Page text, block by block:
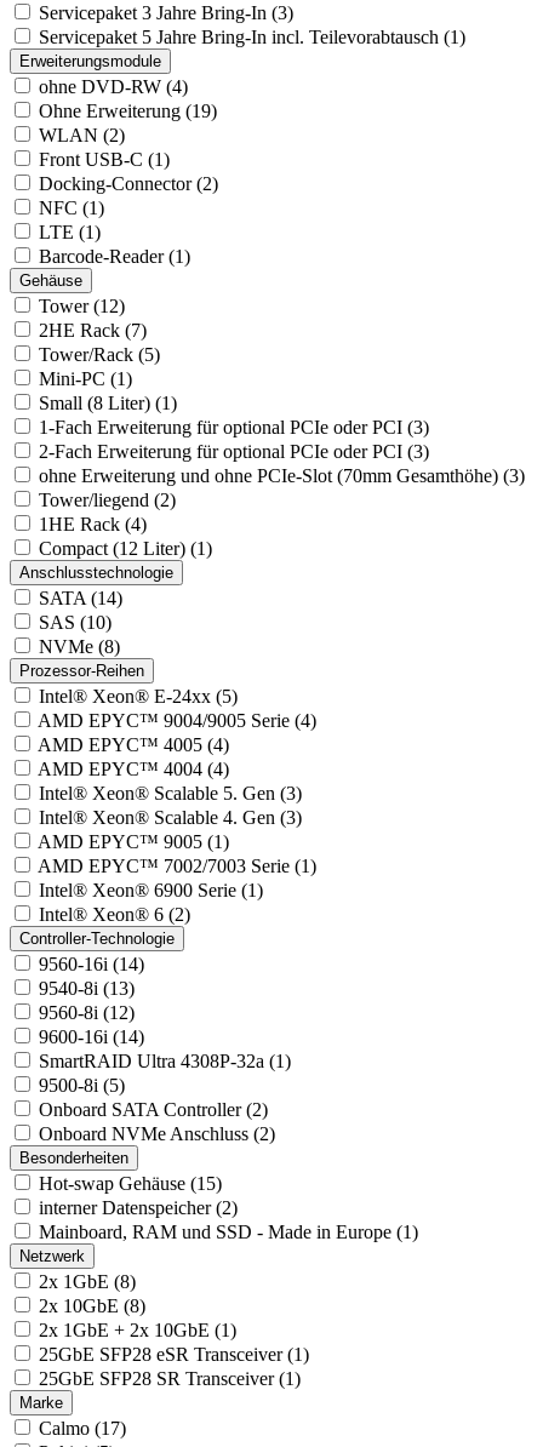
Servicepaket 3 Jahre Bring-In (3)
Servicepaket 5 Jahre Bring-In incl. Teilevorabtausch (1)
Erweiterungsmodule
ohne DVD-RW (4)
Ohne Erweiterung (19)
WLAN (2)
Front USB-C (1)
Docking-Connector (2)
NFC (1)
LTE (1)
Barcode-Reader (1)
Gehäuse
Tower (12)
2HE Rack (7)
Tower/Rack (5)
Mini-PC (1)
Small (8 Liter) (1)
1-Fach Erweiterung für optional PCIe oder PCI (3)
2-Fach Erweiterung für optional PCIe oder PCI (3)
ohne Erweiterung und ohne PCIe-Slot (70mm Gesamthöhe) (3)
Tower/liegend (2)
1HE Rack (4)
Compact (12 Liter) (1)
Anschlusstechnologie
SATA (14)
SAS (10)
NVMe (8)
Prozessor-Reihen
Intel® Xeon® E-24xx (5)
AMD EPYC™ 9004/9005 Serie (4)
AMD EPYC™ 4005 (4)
AMD EPYC™ 4004 (4)
Intel® Xeon® Scalable 5. Gen (3)
Intel® Xeon® Scalable 4. Gen (3)
AMD EPYC™ 9005 (1)
AMD EPYC™ 7002/7003 Serie (1)
Intel® Xeon® 6900 Serie (1)
Intel® Xeon® 6 (2)
Controller-Technologie
9560-16i (14)
9540-8i (13)
9560-8i (12)
9600-16i (14)
SmartRAID Ultra 4308P-32a (1)
9500-8i (5)
Onboard SATA Controller (2)
Onboard NVMe Anschluss (2)
Besonderheiten
Hot-swap Gehäuse (15)
interner Datenspeicher (2)
Mainboard, RAM und SSD - Made in Europe (1)
Netzwerk
2x 1GbE (8)
2x 10GbE (8)
2x 1GbE + 2x 10GbE (1)
25GbE SFP28 eSR Transceiver (1)
25GbE SFP28 SR Transceiver (1)
Marke
Calmo (17)